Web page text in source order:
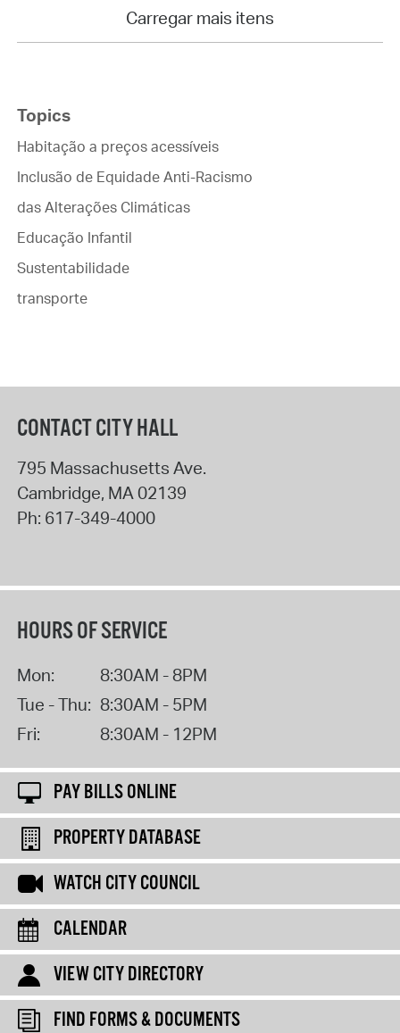
Carregar mais itens
Topics
Habitação a preços acessíveis
Inclusão de Equidade Anti-Racismo
das Alterações Climáticas
Educação Infantil
Sustentabilidade
transporte
CONTACT CITY HALL
795 Massachusetts Ave.
Cambridge, MA02139
Ph: 617-349-4000
HOURS OF SERVICE
Mon:
8:30AM - 8PM
Tue - Thu: 8:30AM - 5PM
Fri:
8:30AM - 12PM
PAY BILLS ONLINE
PROPERTY DATABASE
WATCH CITY COUNCIL
CALENDAR
VIEW CITY DIRECTORY
FIND FORMS & DOCUMENTS